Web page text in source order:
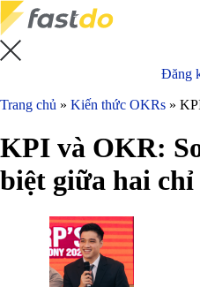
Đăng
Trang chủ » Kiến thức OKRs »
KPI và OKR:
biệt giữa hai